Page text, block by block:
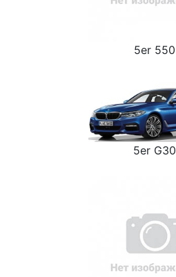
5er 550
5er G30